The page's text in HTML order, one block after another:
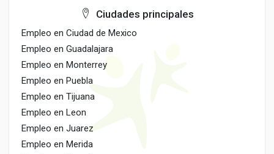
Ciudades principales
Empleo en Ciudad de Mexico
Empleo en Guadalajara
Empleo en Monterrey
Empleo en Puebla
Empleo en Tijuana
Empleo en Leon
Empleo en Juarez
Empleo en Merida